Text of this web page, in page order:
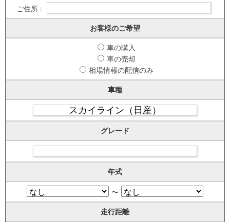
ご住所 :
お客様のご希望
車の購入
車の売却
相場情報の配信のみ
車種
グレード
年式
〜
走行距離